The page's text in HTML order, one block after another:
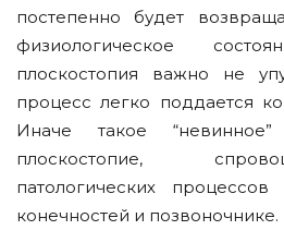
постепенно будет
физиологическое
плоскостопия важно не
процесс легко поддается
Иначе такое
плоскостопие,
патологических
конечностей и позвоночнике.